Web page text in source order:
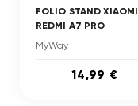
FOLIO STAND XIAOMI
REDMI A7 PRO
MyWay
14,99 €